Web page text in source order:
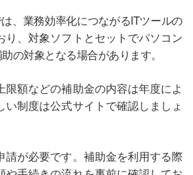
、業務効率化につながるITツールの
り、対象ソフトとセットでパソコン
の対象となる場合があります。
限額などの補助金の内容は年度によ
い制度は公式サイトで確認しましょ
請が必要です。補助金を利用する際